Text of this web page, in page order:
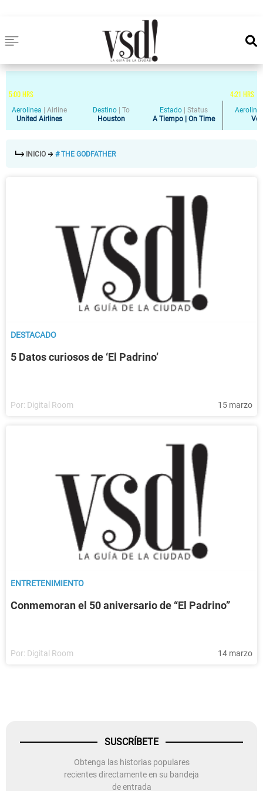
5:00HRS 4:21 HRS
Aerolinea
Airline
United Airlines
Destino
To
Houston
Estado
Status
A Tiempo | On Time
INICIO # THE GODFATHER
DESTACADO
5 Datos curiosos de ‘El Padrino’
Por: Digital Room 15 marzo
ENTRETENIMIENTO
Conmemoran el 50 aniversario de “El Padrino”
Por: Digital Room 14 marzo
SUSCRÍBETE
Obtenga las historias populares
recientes directamente en su bandeja
de entrada